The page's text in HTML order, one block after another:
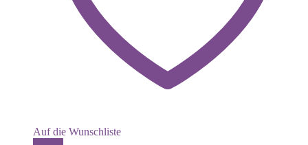
Auf die Wunschliste